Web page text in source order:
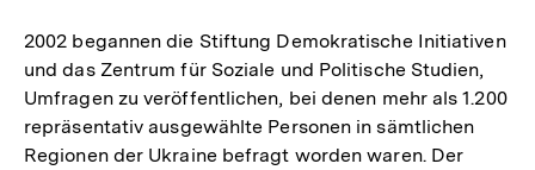
2002 begannen die Stiftung Demokratische Initiativen
und das Zentrum für Soziale und Politische Studien,
Umfragen zu veröffentlichen, bei denen mehr als 1.200
repräsentativ ausgewählte Personen in sämtlichen
Regionen der Ukraine befragt worden waren. Der